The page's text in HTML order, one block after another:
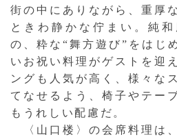
街の中にありながら、重厚
ときわ静かな佇まい。純
の、粋な“舞方遊び”をはじ
いお祝い料理がゲストを迎
ングも人気が高く、様々な
てなせるよう、椅子やテー
もうれしい配慮だ。
〈山口楼〉の会席料理は